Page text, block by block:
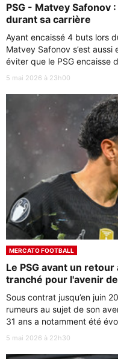
PSG - Matvey Safonov
durant sa carrière
Ayant encaissé 4 buts lors
Matvey Safonov s’est
éviter que le PSG encaisse
5 mai 2026 à 23h00
MERCATO FOOTBALL
Le PSG avant un
tranché pour l'avenir
Sous contrat jusqu’en juin
rumeurs au sujet de son
31 ans a notamment été
5 mai 2026 à 22h30